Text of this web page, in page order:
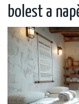
bolest a